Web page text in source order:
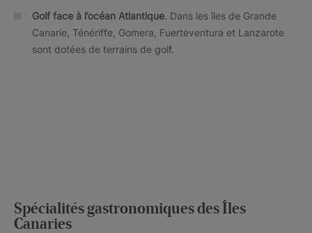
Golf face à l’océan Atlantique. Dans les îles de Grande
Canarie, Ténériffe, Gomera, Fuerteventura et Lanzarote
sont dotées de terrains de golf.
Spécialités gastronomiques des Îles
Canaries